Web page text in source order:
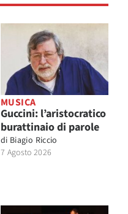
MUSICA
Guccini: l’aristocratico
burattinaio di parole
di Biagio Riccio
7 Agosto 2026